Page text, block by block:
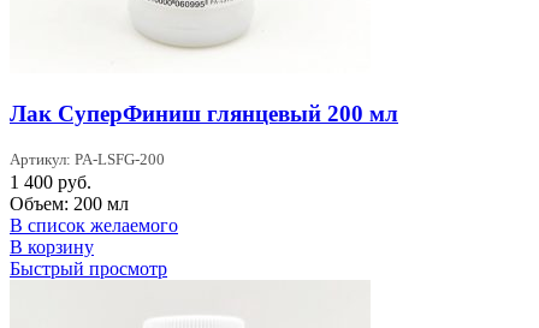
Лак СуперФиниш глянцевый 200 мл
Артикул: PA-LSFG-200
1 400 руб.
Объем: 200 мл
В список желаемого
В корзину
Быстрый просмотр